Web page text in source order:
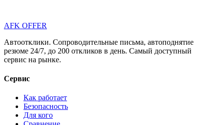
AFK OFFER
Автоотклики. Сопроводительные письма, автоподнятие
резюме 24/7, до 200 откликов в день. Самый доступный
сервис на рынке.
Сервис
Как работает
Безопасность
Для кого